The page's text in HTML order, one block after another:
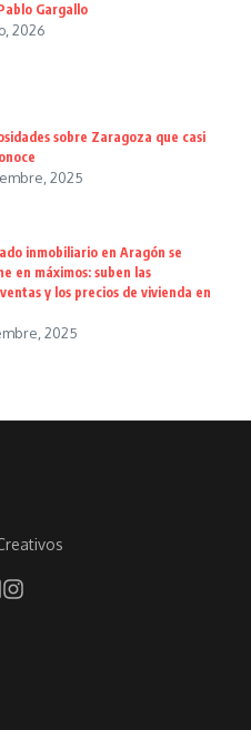
Gargallo
2026
sobre Zaragoza que casi
2025
inmobiliario en Aragón se
en máximos: suben las
y los precios de vivienda en
2025